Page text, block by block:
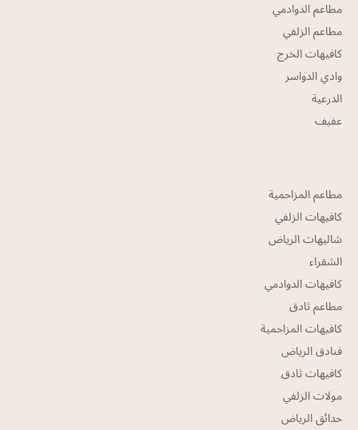
مطاعم الدوادمي
مطاعم الزلفي
كافيهات الخرج
وادي الدواسر
الدرعية
عفيف
مطاعم المزاحمية
كافيهات الزلفي
شاليهات الرياض
الشقراء
كافيهات الدوادمي
مطاعم ثادق
كافيهات المزاحمية
فنادق الرياض
كافيهات ثادق
مولات الزلفي
حدائق الرياض